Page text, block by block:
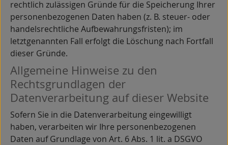
rechtlich zulässigen Gründe für die Speicherung Ihrer
personenbezogenen Daten haben (z. B. steuer- oder
handelsrechtliche Aufbewahrungsfristen); im
letztgenannten Fall erfolgt die Löschung nach Fortfall
dieser Gründe.
Allgemeine Hinweise zu den
Rechtsgrundlagen der
Datenverarbeitung auf dieser Website
Sofern Sie in die Datenverarbeitung eingewilligt
haben, verarbeiten wir Ihre personenbezogenen
Daten auf Grundlage von Art. 6 Abs. 1 lit. a DSGVO